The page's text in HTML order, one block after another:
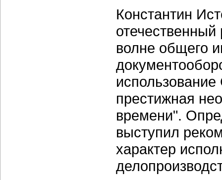
Константин
волне общего
престижная
времени".
выступил
характер